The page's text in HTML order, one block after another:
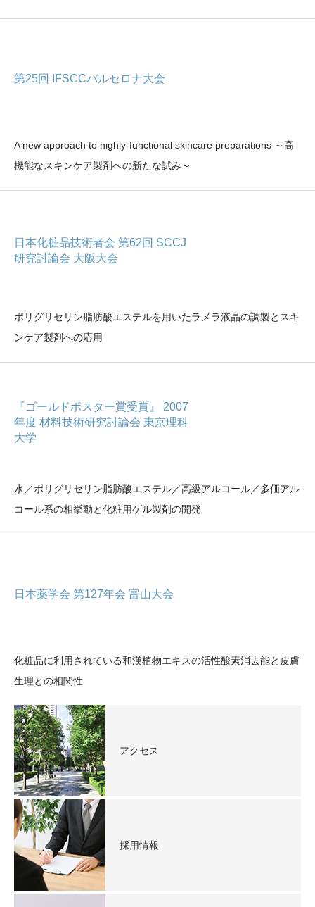
第25回 IFSCCバルセロナ大会
A new approach to highly-functional skincare preparations ～高
機能なスキンケア製剤への新たな試み～
日本化粧品技術者会 第62回 SCCJ
研究討論会 大阪大会
ポリグリセリン脂肪酸エステルを用いたラメラ液晶の調製とスキ
ンケア製剤への応用
『ゴールドポスター賞受賞』 2007
年度 材料技術研究討論会 東京理科
大学
水／ポリグリセリン脂肪酸エステル／高級アルコール／多価アル
コール系の相挙動と化粧用ゲル製剤の開発
日本薬学会 第127年会 富山大会
化粧品に利用されている和漢植物エキスの活性酸素消去能と皮膚
生理との相関性
アクセス
採用情報